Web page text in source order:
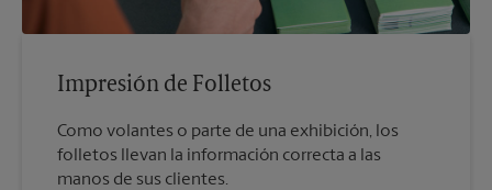
Impresión de Folletos
Como volantes o parte de una exhibición, los
folletos llevan la información correcta a las
manos de sus clientes.